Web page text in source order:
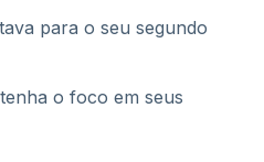
para o seu segundo
o foco em seus